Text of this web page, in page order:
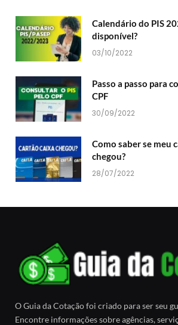
Calendário do PIS
disponível?
03/10/2022
Passo a passo para
CPF
30/09/2022
Como saber se meu
chegou?
28/07/2022
O Guia da Cotação foi criado para ser seu
Encontre informações sobre agências,